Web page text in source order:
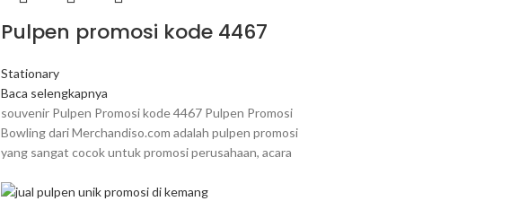
Pulpen promosi kode 4467
Stationary
Baca selengkapnya
souvenir Pulpen Promosi kode 4467 Pulpen Promosi
Bowling dari Merchandiso.com adalah pulpen promosi
yang sangat cocok untuk promosi perusahaan, acara